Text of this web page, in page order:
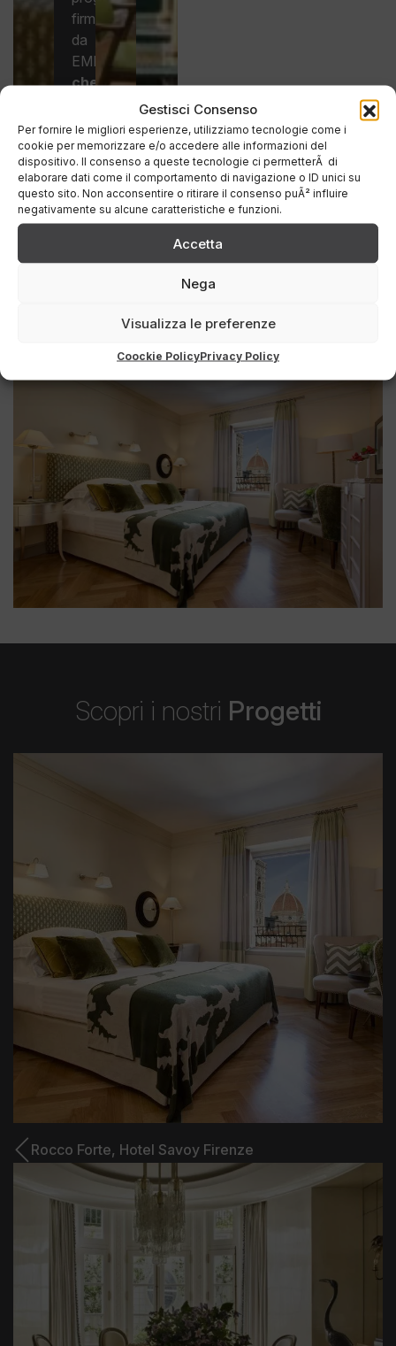
Gestisci Consenso
Per fornire le migliori esperienze, utilizziamo tecnologie come i
cookie per memorizzare e/o accedere alle informazioni del
dispositivo. Il consenso a queste tecnologie ci permetterÃ di
elaborare dati come il comportamento di navigazione o ID unici su
questo sito. Non acconsentire o ritirare il consenso puÃ² influire
negativamente su alcune caratteristiche e funzioni.
Accetta
Nega
Visualizza le preferenze
Coockie PolicyPrivacy Policy
firmato
da
EMMA,
che
interpreta
gli
spazi
in
chiave
contemporanea,
carattere
Scopri i nostri Progetti
Rocco Forte, Hotel Savoy Firenze